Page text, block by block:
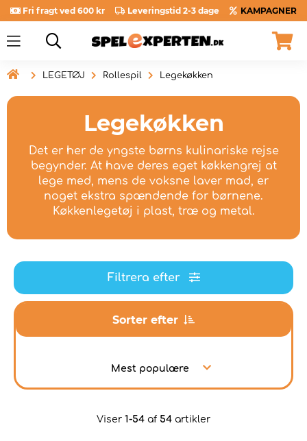
Fri fragt ved 600 kr Leveringstid 2-3 dage KAMPAGNER
 LEGETØJ Rollespil Legekøkken
Legekøkken
Det er her de yngste børns kulinariske rejse
begynder. At have deres eget køkkengrej at
lege med, mens de voksne laver mad, er
noget ekstra spændende for børnene.
Køkkenlegetøj i plast, træ og metal.
Filtrera efter
Sorter efter
Mest populære
Viser 1-54 af 54 artikler